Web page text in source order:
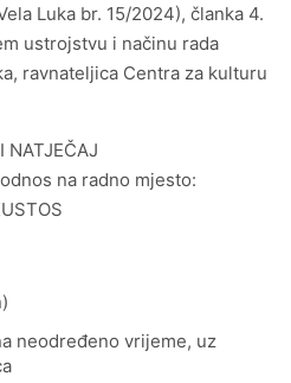
Nedjeljka Gugića
Luka
Luka br. 15/2024), članka 4.
ustrojstvu i načinu rada
ravnateljica Centra za kulturu
NATJEČAJ
na radno mjesto:
neodređeno vrijeme, uz